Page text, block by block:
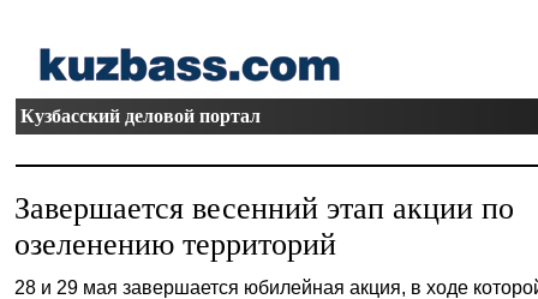
Кузбасский деловой портал
Завершается весенний этап акции по
озеленению территорий
28 и 29 мая завершается юбилейная акция, в ходе